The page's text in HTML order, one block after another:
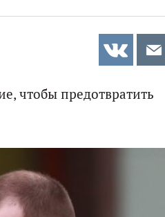
чтобы предотвратить